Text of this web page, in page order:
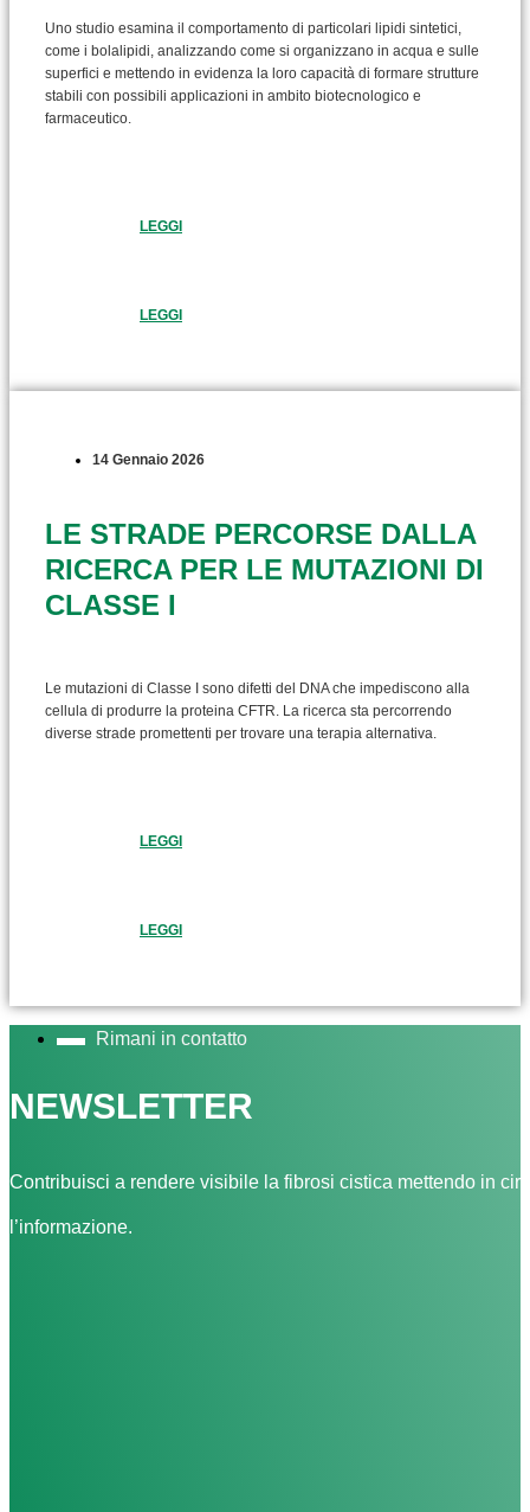
Uno studio esamina il comportamento di particolari lipidi sintetici,
come i bolalipidi, analizzando come si organizzano in acqua e sulle
superfici e mettendo in evidenza la loro capacità di formare strutture
stabili con possibili applicazioni in ambito biotecnologico e
farmaceutico.
LEGGI
LEGGI
14 Gennaio 2026
LE STRADE PERCORSE DALLA
RICERCA PER LE MUTAZIONI DI
CLASSE I
Le mutazioni di Classe I sono difetti del DNA che impediscono alla
cellula di produrre la proteina CFTR. La ricerca sta percorrendo
diverse strade promettenti per trovare una terapia alternativa.
LEGGI
LEGGI
Rimani in contatto
NEWSLETTER
Contribuisci a rendere visibile la fibrosi cistica mettendo in
l’informazione.